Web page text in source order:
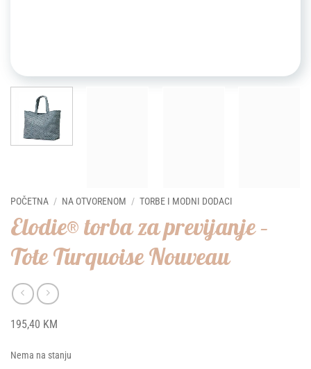
POČETNA / NA OTVORENOM / TORBE I MODNI DODACI
Elodie® torba za previjanje –
Tote Turquoise Nouveau
195,40 KM
Nema na stanju